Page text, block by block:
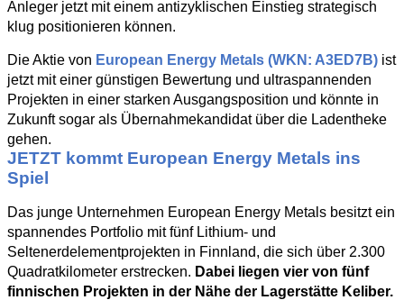
Anleger jetzt mit einem antizyklischen Einstieg strategisch
klug positionieren können.
Die Aktie von European Energy Metals (WKN: A3ED7B) ist
jetzt mit einer günstigen Bewertung und ultraspannenden
Projekten in einer starken Ausgangsposition und könnte in
Zukunft sogar als Übernahmekandidat über die Ladentheke
gehen.
JETZT kommt European Energy Metals ins
Spiel
Das junge Unternehmen European Energy Metals besitzt ein
spannendes Portfolio mit fünf Lithium- und
Seltenerdelementprojekten in Finnland, die sich über 2.300
Quadratkilometer erstrecken. Dabei liegen vier von fünf
finnischen Projekten in der Nähe der Lagerstätte Keliber.